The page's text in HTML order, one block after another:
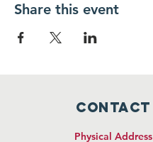
9:50 사순특강2
11:00 파견 미사 및 안수
Share this event
CONTACT
Physical Address